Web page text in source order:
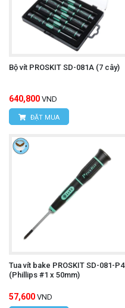
Bộ vít PROSKIT SD-081A (7 cây)
640,800 VND
ĐẶT MUA
Tua vít bake PROSKIT SD-081-P4
(Phillips #1 x 50mm)
57,600 VND